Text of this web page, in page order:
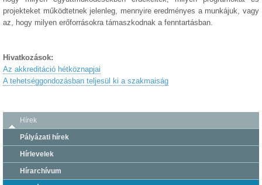
projekteket működtetnek jelenleg, mennyire eredményes a munkájuk, vagy
az, hogy milyen erőforrásokra támaszkodnak a fenntartásban.
Hivatkozások:
Az akkreditáció hétköznapjai
A tehetséggondozásban teljesül ki a szakmaiság
Hírek
Pályázati hírek
Hírlevelek
Hírarchívum